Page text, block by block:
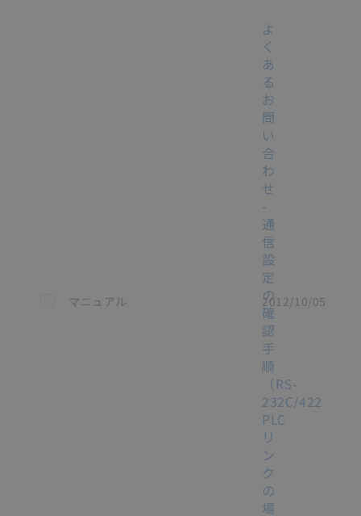
この資料を選択
マニュアル
よ
く
あ
る
お
問
い
合
わ
せ
-
通
信
設
定
の
確
認
手
順
（RS-
232C/422
PLC
リ
ン
ク
の
場
2012/10/05